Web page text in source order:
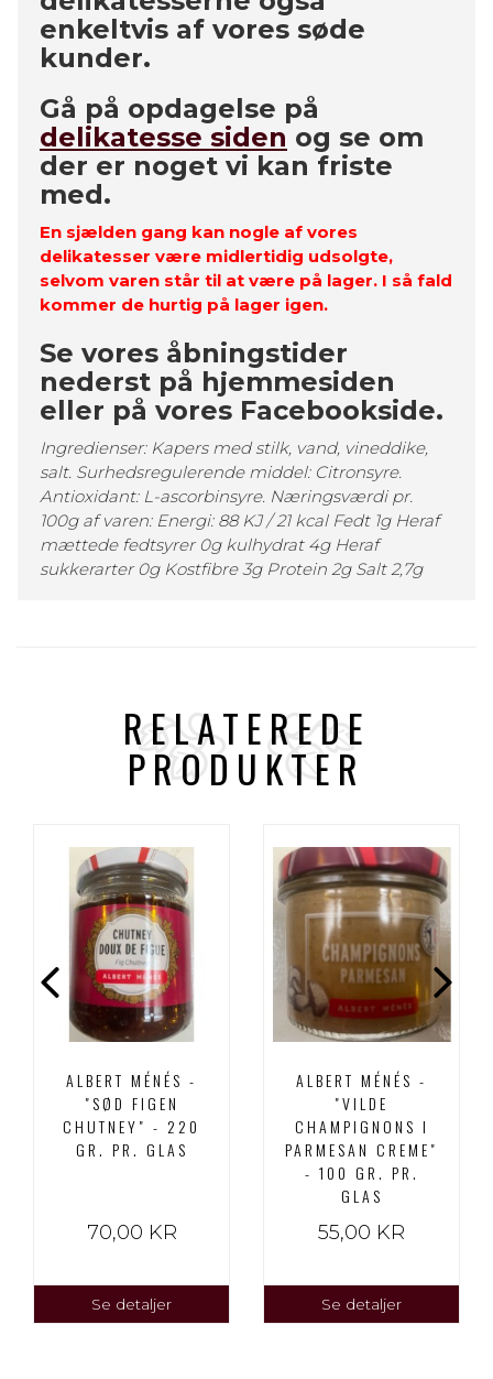
enkeltvis af vores søde
kunder.
Gå på opdagelse på
delikatesse siden og se om
der er noget vi kan friste
med.
En sjælden gang kan nogle af vores
delikatesser være midlertidig udsolgte,
selvom varen står til at være på lager. I så fald
kommer de hurtig på lager igen.
Se vores åbningstider
nederst på hjemmesiden
eller på vores Facebookside.
Ingredienser: Kapers med stilk, vand, vineddike,
salt. Surhedsregulerende middel: Citronsyre.
Antioxidant: L-ascorbinsyre. Næringsværdi pr.
100g af varen: Energi: 88 KJ / 21 kcal Fedt 1g Heraf
mættede fedtsyrer 0g kulhydrat 4g Heraf
sukkerarter 0g Kostfibre 3g Protein 2g Salt 2,7g
RELATEREDE
PRODUKTER
ALBERT MÉNÉS -
"SØD FIGEN
CHUTNEY" - 220
GR. PR. GLAS
70,00 KR
Se detaljer
ALBERT MÉNÉS -
"VILDE
CHAMPIGNONS I
PARMESAN CREME"
- 100 GR. PR.
GLAS
55,00 KR
Se detaljer